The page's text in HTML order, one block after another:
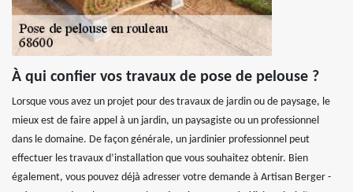
À qui confier vos travaux de pose de pelouse ?
Lorsque vous avez un projet pour des travaux de jardin ou de paysage, le
mieux est de faire appel à un jardin, un paysagiste ou un professionnel
dans le domaine. De façon générale, un jardinier professionnel peut
effectuer les travaux d’installation que vous souhaitez obtenir. Bien
également, vous pouvez déjà adresser votre demande à Artisan Berger -